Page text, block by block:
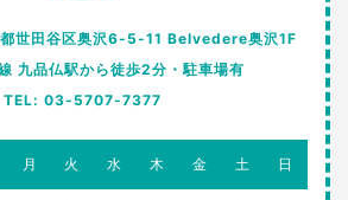
世田谷区奥沢6-5-11 Belvedere奥沢1F
九品仏駅から徒歩2分・駐車場有
TEL: 03-5707-7377
月 火 水 木 金 土 日